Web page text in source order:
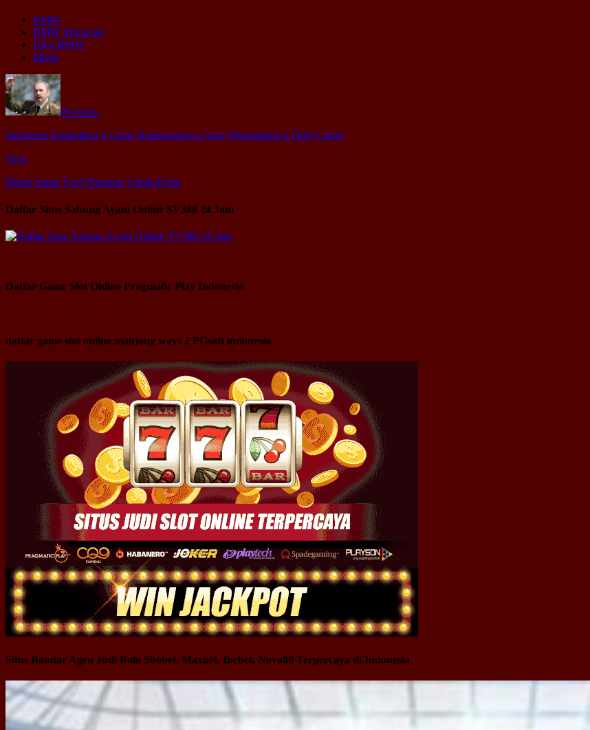
BMW
BMW Motorrad
Diler BMW
Moge
Previous
Indonesia Sampaikan Ucapan Belasungkawa Atas Meninggalnya Fidel Castro
Next
Mobil Super Ford Mustang Untuk Polisi
Daftar Situs Sabung Ayam Online SV388 24 Jam
Daftar Game Slot Online Pragmatic Play Indonesia
daftar game slot online mahjong ways 2 PGsoft indonesia
Situs Bandar Agen Judi Bola Sbobet, Maxbet, Ibcbet, Nova88 Terpercaya di Indonesia